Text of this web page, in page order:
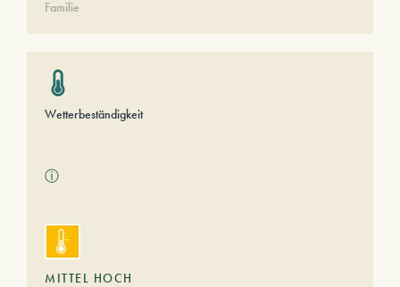
Familie
Wetterbeständigkeit
ⓘ
MITTEL HOCH